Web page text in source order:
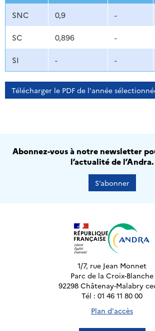
SNC 0,9 -
SC 0,896 -
SI - -
Télécharger le PDF de l'année
Abonnez-vous à notre newsletter
l’actualité de l’Andra.
S’abonner
1/7, rue Jean Monnet
Parc de la Croix-Blanche
92298 Châtenay-Malabry
Tél : 01 46 11 80 00
Plan d'accès